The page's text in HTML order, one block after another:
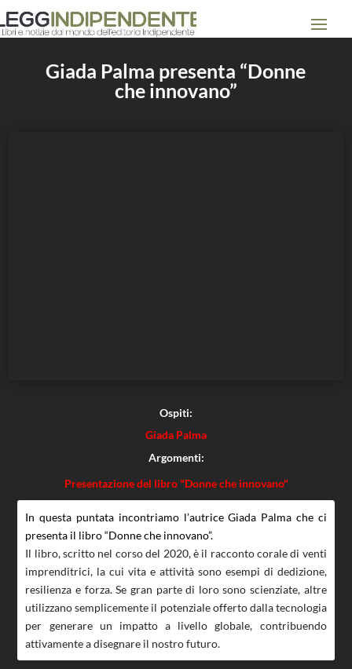
Giada Palma presenta “Donne
che innovano”
Ospiti:
Giada Palma
Argomenti:
Presentazione del libro "Donne che innovano"
In questa puntata incontriamo l’autrice Giada Palma che ci
presenta il libro “Donne che innovano”.
Il libro, scritto nel corso del 2020, è il racconto corale di venti
imprenditrici, la cui vita e attività sono esempi di dedizione,
resilienza e forza. Se gran parte di loro sono scienziate, altre
utilizzano semplicemente il potenziale offerto dalla tecnologia
per generare un impatto a livello globale, contribuendo
attivamente a disegnare il nostro futuro.